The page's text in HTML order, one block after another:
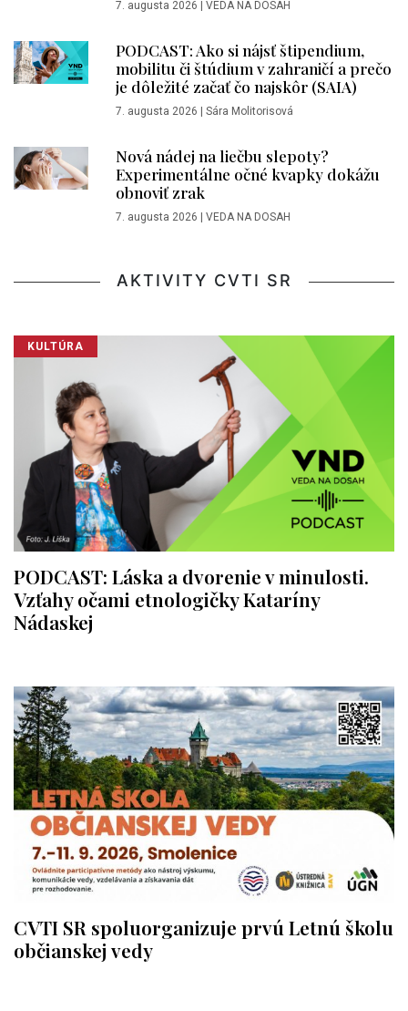
7. augusta 2026 VEDA NA DOSAH
PODCAST: Ako si nájsť štipendium,
mobilitu či štúdium v zahraničí a prečo
je dôležité začať čo najskôr (SAIA)
7. augusta 2026 Sára Molitorisová
Nová nádej na liečbu slepoty?
Experimentálne očné kvapky dokážu
obnoviť zrak
7. augusta 2026 VEDA NA DOSAH
AKTIVITY CVTI SR
KULTÚRA
PODCAST: Láska a dvorenie v minulosti.
Vzťahy očami etnologičky Kataríny
Nádaskej
CVTI SR spoluorganizuje prvú Letnú školu
občianskej vedy